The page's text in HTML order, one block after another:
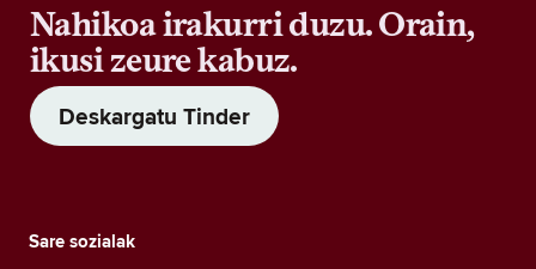
Nahikoa irakurri duzu. Orain,
ikusi zeure kabuz.
Deskargatu Tinder
Sare sozialak